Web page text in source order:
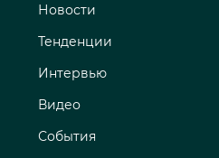
Новости
Тенденции
Интервью
Видео
События